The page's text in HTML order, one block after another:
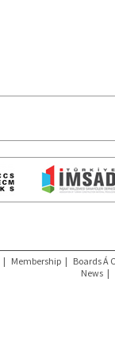
| Membership | Boards Á
News |